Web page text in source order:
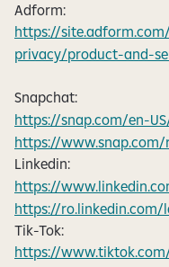
Adform:
https://
privacy/product-and-
Snapchat:
https://snap.com/en-
https://
Linkedin:
https://
https://
Tik-Tok:
https://